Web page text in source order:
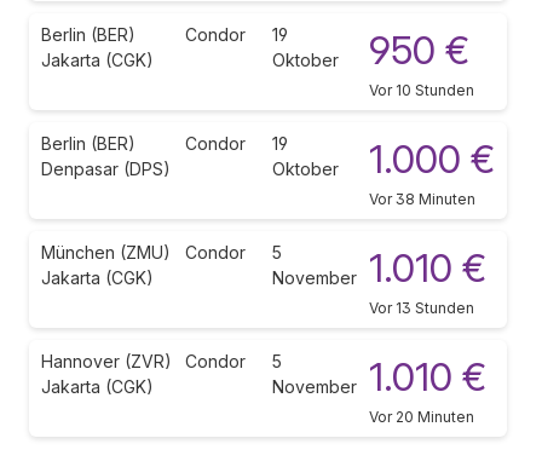
Berlin (BER)
Jakarta (CGK)
Condor
19
Oktober
950 €
Vor 10 Stunden
Berlin (BER)
Denpasar (DPS)
Condor
19
Oktober
1.000 €
Vor 38 Minuten
München (ZMU)
Jakarta (CGK)
Condor
5
November
1.010 €
Vor 13 Stunden
Hannover (ZVR)
Jakarta (CGK)
Condor
5
November
1.010 €
Vor 20 Minuten